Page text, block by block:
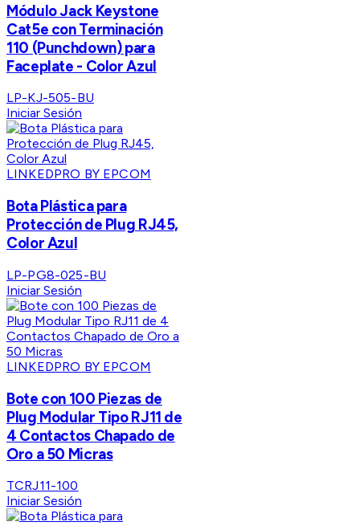
Módulo Jack Keystone
Cat5e con Terminación
110 (Punchdown) para
Faceplate - Color Azul
LP-KJ-505-BU
Iniciar Sesión
LINKEDPRO BY EPCOM
Bota Plástica para
Protección de Plug RJ45,
Color Azul
LP-PG8-025-BU
Iniciar Sesión
LINKEDPRO BY EPCOM
Bote con 100 Piezas de
Plug Modular Tipo RJ11 de
4 Contactos Chapado de
Oro a 50 Micras
TCRJ11-100
Iniciar Sesión